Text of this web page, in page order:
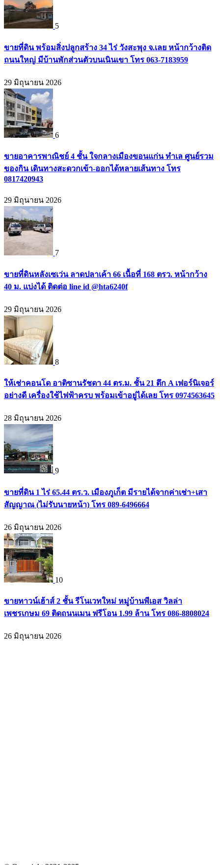
5
ขายที่ดิน พร้อมสิ่งปลูกสร้าง 34 ไร่ วังสะพุง จ.เลย หน้ากว้างติด
ถนนใหญ่ มีบ้านพักส่วนตัวบนเนินเขา โทร 063-7183959
29 มิถุนายน 2026
6
ขายอาคารพาณิชย์ 4 ชั้น ใจกลางเมืองขอนแก่น ทำเล ศูนย์รวม
ของกิน เดินทางสะดวกเข้า-ออกได้หลายเส้นทาง โทร
0817420943
29 มิถุนายน 2026
7
ขายที่ดินหลังเซเว่น ลาดปลาเค้า 66 เนื้อที่ 168 ตรว. หน้ากว้าง
40 ม. แบ่งได้ ติดต่อ line id @hta6240f
29 มิถุนายน 2026
8
ให้เช่าคอนโด อาติซานรัชดา 44 ตร.ม. ชั้น 21 ตึก A เฟอร์นิเจอร์
อย่างดี เครื่องใช้ไฟฟ้าครบ พร้อมเข้าอยู่ได้เลย โทร 0974563645
28 มิถุนายน 2026
9
ขายที่ดิน 1 ไร่ 65.44 ตร.ว. เมืองภูเก็ต มีรายได้จากค่าเช่า+เสา
สัญญาณ (ไม่รับนายหน้า) โทร 089-6496664
26 มิถุนายน 2026
10
ขายทาวน์เฮ้าส์ 2 ชั้น รีโนเวทใหม่ หมู่บ้านพีเอส วิลล่า
เพชรเกษม 69 ติดถนนเมน ฟรีโอน 1.99 ล้าน โทร 086-8808024
26 มิถุนายน 2026